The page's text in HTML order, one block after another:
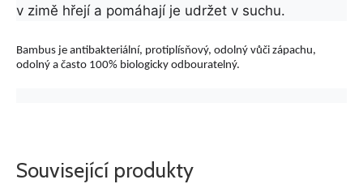
v zimě hřejí a pomáhají je udržet v suchu.
Bambus je antibakteriální, protiplísňový, odolný vůči zápachu,
odolný a často 100% biologicky odbouratelný.
Související produkty